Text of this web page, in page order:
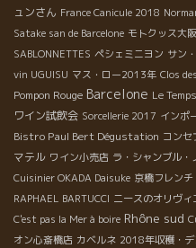
ュンさん France Canicule 2018
Satake san de Barcelone モトクッス大
SABLONNETTES ペシェミニヨン サン
vin UGUISU マス・ロー2013年 Clos
Pompon Rouge Barcelone Le
ワイン試飲会 Sorcellerie 2017 インポ
Bistro Paul Bert Dégustation コンセ
マテル ワイン小売店 ラ・シャンブル・
Cuisinier OKADA Daisuke 京橋フレンチ
RAPHAEL BARTUCCI ニースのオリヴィ
C'est pas la Mer à boire Rhône sud
オン心斎橋店 カベルネ 2018年収穫・